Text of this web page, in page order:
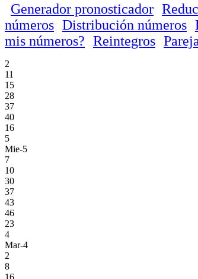
Generador pronosticador
números Distribución números
mis números? Reintegros
2
11
15
28
37
40
16
5
Mie-5
7
10
30
37
43
46
23
4
Mar-4
2
8
16